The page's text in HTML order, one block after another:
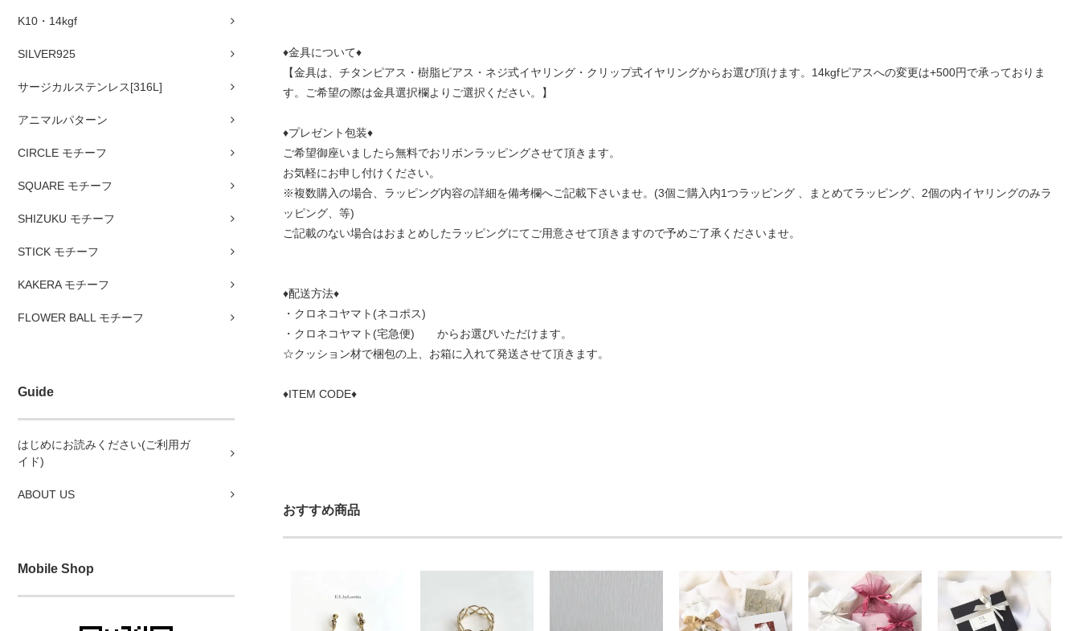
K10・14kgf
SILVER925
サージカルステンレス[316L]
アニマルパターン
CIRCLE モチーフ
SQUARE モチーフ
SHIZUKU モチーフ
STICK モチーフ
KAKERA モチーフ
FLOWER BALL モチーフ
Guide
はじめにお読みください(ご利用ガ
イド)
ABOUT US
Mobile Shop
♦金具について♦
【金具は、チタンピアス・樹脂ピアス・ネジ式イヤリング・クリップ式イヤリングからお選び頂けます。14kgfピアスへの変更は+500円で承っておりま
す。ご希望の際は金具選択欄よりご選択ください。】
♦プレゼント包装♦
ご希望御座いましたら無料でおリボンラッピングさせて頂きます。
お気軽にお申し付けください。
※複数購入の場合、ラッピング内容の詳細を備考欄へご記載下さいませ。(3個ご購入内1つラッピング 、まとめてラッピング、2個の内イヤリングのみラ
ッピング、等)
ご記載のない場合はおまとめしたラッピングにてご用意させて頂きますので予めご了承くださいませ。
♦配送方法♦
・クロネコヤマト(ネコポス)
・クロネコヤマト(宅急便) からお選びいただけます。
☆クッション材で梱包の上、お箱に入れて発送させて頂きます。
♦ITEM CODE♦
おすすめ商品